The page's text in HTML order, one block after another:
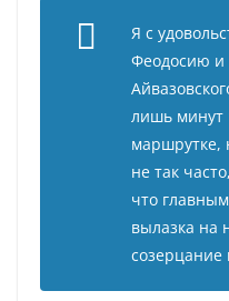
Я с
Феодосию
лишь минут
маршрутке,
не так
что
вылазка на
созерцание